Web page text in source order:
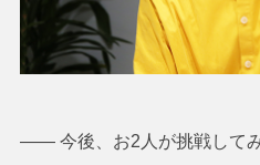
―― 今後、お2人が挑戦して